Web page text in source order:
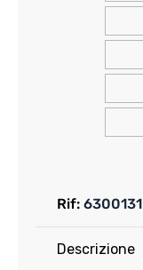
Rif: 6300131
Descrizione